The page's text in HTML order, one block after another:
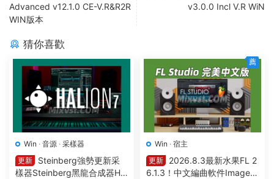
Advanced v12.1.0 CE-V.R&R2R
WIN版本
v3.0.0 Incl V.R WiN
猜你喜歡
Win · 音源 · 采樣器
更新
Steinberg強勢更新采
樣器Steinberg黑龍合成器HA
Win · 宿主
更新
2026.8.3最新水果FL 2
6.1.3！中文編曲軟件Image-L
薦